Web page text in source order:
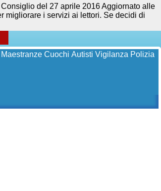
Maestranze Cuochi Autisti Vigilanza Polizia
del 27 aprile 2016 Aggiornato alle
migliorare i servizi ai lettori. Se decidi di